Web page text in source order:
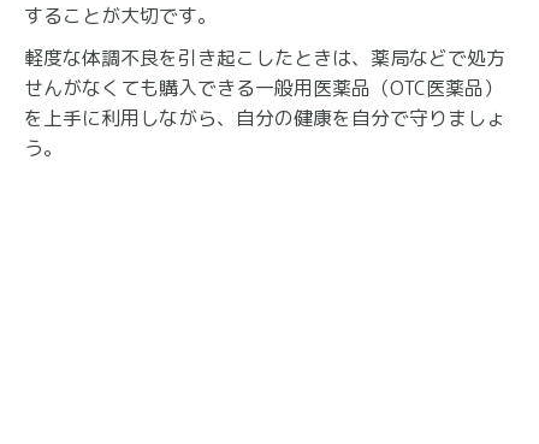
することが大切です。
軽度な体調不良を引き起こしたときは、薬局などで処方
せんがなくても購入できる一般用医薬品（OTC医薬品）
を上手に利用しながら、自分の健康を自分で守りましょ
う。